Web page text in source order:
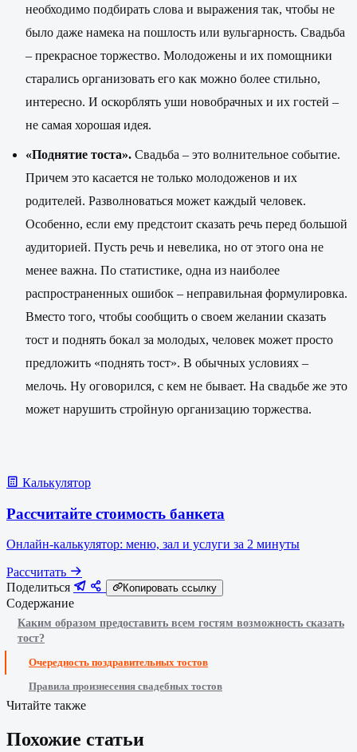
необходимо подбирать слова и выражения так, чтобы не
было даже намека на пошлость или вульгарность. Свадьба
– прекрасное торжество. Молодожены и их помощники
старались организовать его как можно более стильно,
интересно. И оскорблять уши новобрачных и их гостей –
не самая хорошая идея.
«Поднятие тоста». Свадьба – это волнительное событие.
Причем это касается не только молодоженов и их
родителей. Разволноваться может каждый человек.
Особенно, если ему предстоит сказать речь перед большой
аудиторией. Пусть речь и невелика, но от этого она не
менее важна. По статистике, одна из наиболее
распространенных ошибок – неправильная формулировка.
Вместо того, чтобы сообщить о своем желании сказать
тост и поднять бокал за молодых, человек может просто
предложить «поднять тост». В обычных условиях –
мелочь. Ну оговорился, с кем не бывает. На свадьбе же это
может нарушить стройную организацию торжества.
Калькулятор
Рассчитайте стоимость банкета
Онлайн-калькулятор: меню, зал и услуги за 2 минуты
Рассчитать
Поделиться
Копировать ссылку
Содержание
Каким образом предоставить всем гостям возможность сказать
тост?
Очередность поздравительных тостов
Правила произнесения свадебных тостов
Читайте также
Похожие статьи